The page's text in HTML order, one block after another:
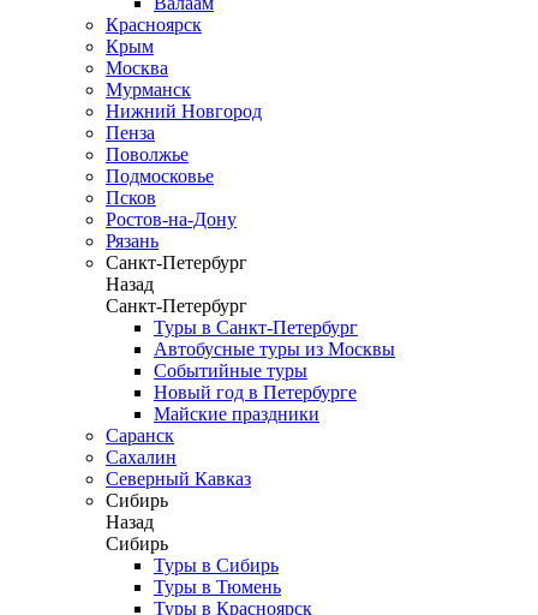
Красноярск
Крым
Москва
Мурманск
Нижний Новгород
Пенза
Поволжье
Подмосковье
Псков
Ростов-на-Дону
Рязань
Санкт-Петербург
Назад
Санкт-Петербург
Туры в Санкт-Петербург
Автобусные туры из Москвы
Событийные туры
Новый год в Петербурге
Майские праздники
Саранск
Сахалин
Северный Кавказ
Сибирь
Назад
Сибирь
Туры в Сибирь
Туры в Тюмень
Туры в Красноярск